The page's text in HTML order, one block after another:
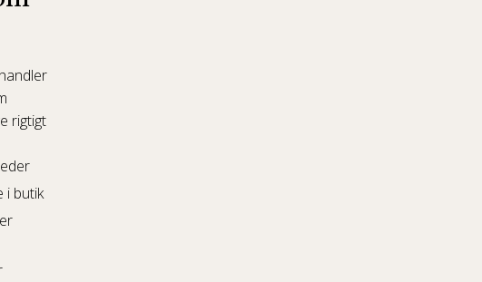
rigtigt
i butik